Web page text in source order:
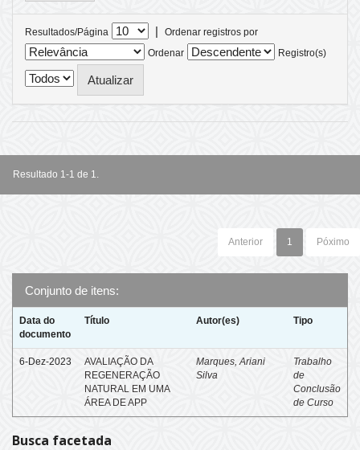
Resultados/Página |
Ordenar registros por
Ordenar
Registro(s)
Resultado 1-1 de 1.
Anterior 1 Póximo
Conjunto de itens:
Data do
documento
Título Autor(es) Tipo
6-Dez-2023
AVALIAÇÃO DA
REGENERAÇÃO
NATURAL EM UMA
ÁREA DE APP
Marques, Ariani
Silva
Trabalho
de
Conclusão
de Curso
Busca facetada